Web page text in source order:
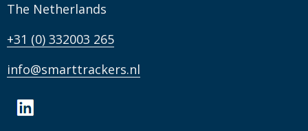
The Netherlands
+31 (0) 332003 265
info@smarttrackers.nl